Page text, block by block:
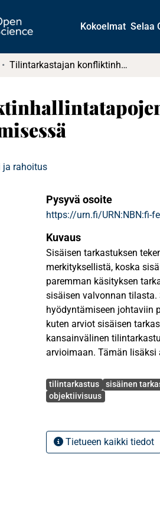
Kokoelmat Selaa
Tilintarkastajan konfliktinhallintatapojen merkitys sisäisen tarkastuksen tekemän työn hyödyntämisessä
ja rahoitus
Pysyvä osoite
https://urn.fi/URN:NBN:fi-
Kuvaus
Sisäisen tarkastuksen
merkityksellistä, koska
paremman käsityksen
sisäisen valvonnan
hyödyntämiseen johtaviin
kuten arviot sisäisen
kansainvälinen
arvioimaan. Tämän
ominaisuudet, kuten
saattavat käyttää
Tässä tutkielmassa
muodostumiseen
Avainsanat
tilintarkastus sisäinen
objektiivisuus
Tietueen kaikki tiedot